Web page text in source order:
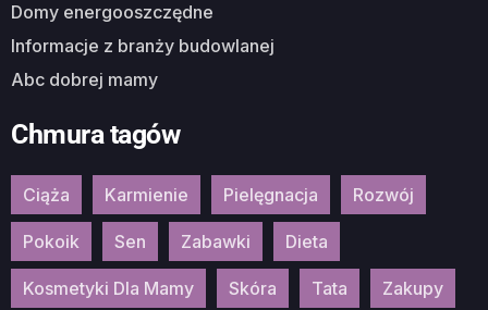
Domy energooszczędne
Informacje z branży budowlanej
Abc dobrej mamy
Chmura tagów
Ciąża Karmienie Pielęgnacja Rozwój
Pokoik Sen Zabawki Dieta
Kosmetyki Dla Mamy Skóra Tata Zakupy